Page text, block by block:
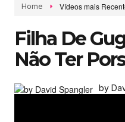
Home Vídeos mais
Filha De
Não Ter
by